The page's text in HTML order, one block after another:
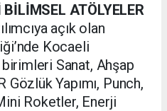
ATÖLYELER
açık olan
Kocaeli
Sanat, Ahşap
Yapımı, Punch,
Roketler, Enerji